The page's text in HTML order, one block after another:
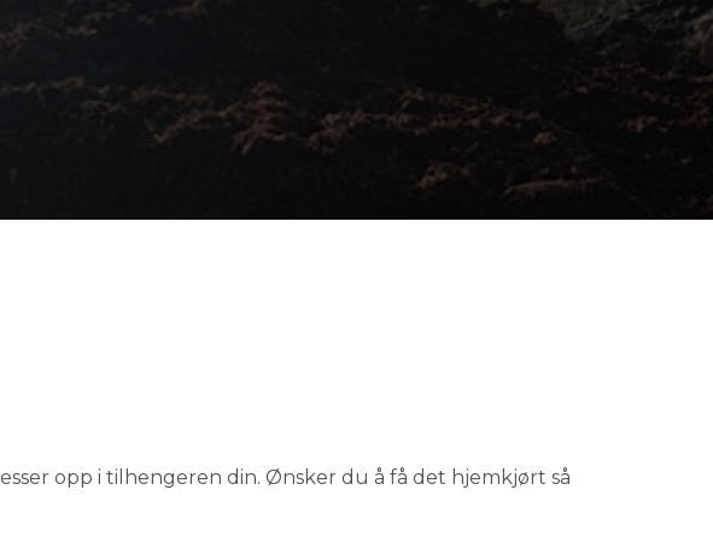
opp i tilhengeren din. Ønsker du å få det hjemkjørt så